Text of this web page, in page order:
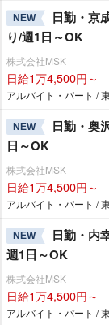
NEW
日勤・京
り/週1日～OK
株式会社MSK
日給1万4,500円～
アルバイト・パート /
NEW
日勤・奥
日～OK
株式会社MSK
日給1万4,500円～
アルバイト・パート /
NEW
日勤・内
週1日～OK
株式会社MSK
日給1万4,500円～
アルバイト・パート /